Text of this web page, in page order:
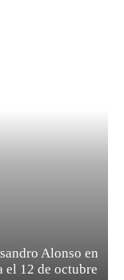
Alonso en
el 12 de octubre